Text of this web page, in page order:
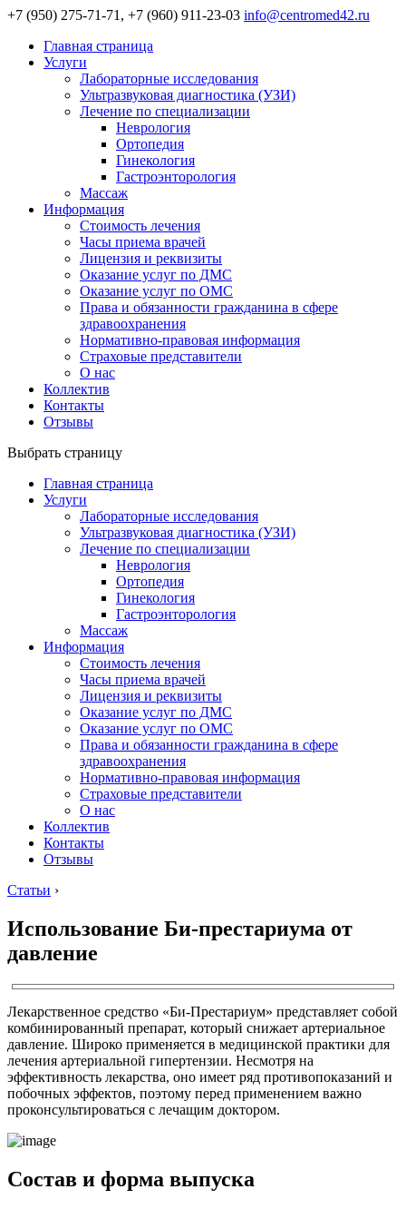
+7 (950) 275-71-71, +7 (960) 911-23-03 info@centromed42.ru
Главная страница
Услуги
Лабораторные исследования
Ультразвуковая диагностика (УЗИ)
Лечение по специализации
Неврология
Ортопедия
Гинекология
Гастроэнторология
Массаж
Информация
Стоимость лечения
Часы приема врачей
Лицензия и реквизиты
Оказание услуг по ДМС
Оказание услуг по ОМС
Права и обязанности гражданина в сфере
здравоохранения
Нормативно-правовая информация
Страховые представители
О нас
Коллектив
Контакты
Отзывы
Выбрать страницу
Главная страница
Услуги
Лабораторные исследования
Ультразвуковая диагностика (УЗИ)
Лечение по специализации
Неврология
Ортопедия
Гинекология
Гастроэнторология
Массаж
Информация
Стоимость лечения
Часы приема врачей
Лицензия и реквизиты
Оказание услуг по ДМС
Оказание услуг по ОМС
Права и обязанности гражданина в сфере
здравоохранения
Нормативно-правовая информация
Страховые представители
О нас
Коллектив
Контакты
Отзывы
Статьи ›
Использование Би-престариума от
давление
Лекарственное средство «Би-Престариум» представляет собой
комбинированный препарат, который снижает артериальное
давление. Широко применяется в медицинской практики для
лечения артериальной гипертензии. Несмотря на
эффективность лекарства, оно имеет ряд противопоказаний и
побочных эффектов, поэтому перед применением важно
проконсультироваться с лечащим доктором.
Состав и форма выпуска